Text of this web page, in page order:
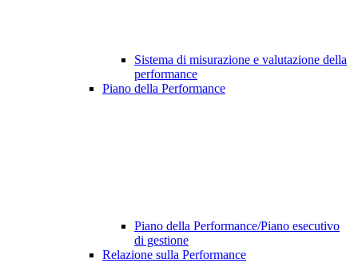
Sistema di misurazione e valutazione della
performance
Piano della Performance
Piano della Performance/Piano esecutivo
di gestione
Relazione sulla Performance